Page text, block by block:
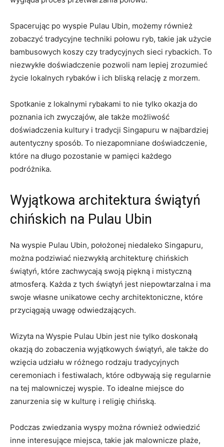
Spacerując⁤ po wyspie Pulau Ubin, możemy również
zobaczyć tradycyjne techniki połowu⁤ ryb, takie​ jak​ użycie
‍bambusowych koszy czy tradycyjnych sieci rybackich. To
⁤niezwykłe ‍doświadczenie pozwoli nam lepiej zrozumieć
życie lokalnych rybaków i ich bliską relację z ⁢morzem.
Spotkanie z⁤ lokalnymi rybakami ⁤to nie tylko ‌okazja do
poznania ich zwyczajów, ale⁤ także możliwość
doświadczenia kultury ‍i tradycji Singapuru w najbardziej
‌autentyczny ⁣sposób. To niezapomniane doświadczenie,
które na ⁤długo⁤ pozostanie ​w pamięci każdego
podróżnika.
Wyjątkowa architektura świątyń
chińskich na Pulau Ubin
Na wyspie Pulau Ubin, położonej niedaleko Singapuru,
można podziwiać niezwykłą ​architekturę chińskich
świątyń, ​które zachwycają swoją piękną i mistyczną
atmosferą. Każda z tych świątyń jest niepowtarzalna i ma
⁣swoje własne unikatowe cechy architektoniczne,‌ które
przyciągają uwagę odwiedzających.
Wizyta ‌na Wyspie Pulau Ubin jest nie⁣ tylko doskonałą ​
okazją do​ zobaczenia wyjątkowych‌ świątyń, ale także do
wzięcia udziału ​w różnego rodzaju tradycyjnych
ceremoniach‍ i⁢ festiwalach, które odbywają się regularnie⁤
na tej malowniczej wyspie. To idealne miejsce ‌do
zanurzenia⁤ się w kulturę i religię chińską.
Podczas zwiedzania ⁢wyspy można ‌również odwiedzić
inne interesujące miejsca,‍ takie jak ​malownicze plaże,